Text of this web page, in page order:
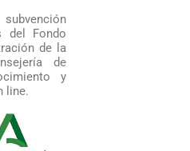
del Fondo
de la
de
y
line.